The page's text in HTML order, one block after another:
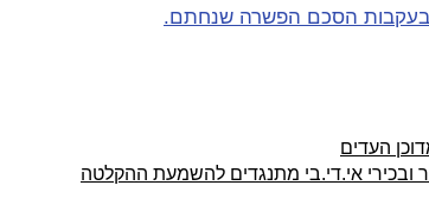
בעקבות הסכם הפשרה שנחתם.
העדים
אי.די.בי מתנגדים להשמעת ההקלטה